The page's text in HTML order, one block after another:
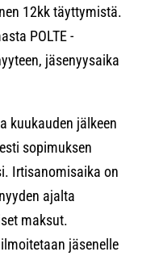
12kk täyttymistä.
POLTE -
jäsenyysaika
kuukauden jälkeen
sopimuksen
Irtisanomisaika on
ajalta
maksut.
jäsenelle